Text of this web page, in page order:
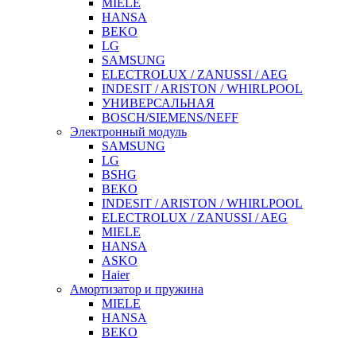
MIELE
HANSA
BEKO
LG
SAMSUNG
ELECTROLUX / ZANUSSI / AEG
INDESIT / ARISTON / WHIRLPOOL
УНИВЕРСАЛЬНАЯ
BOSCH/SIEMENS/NEFF
Электронный модуль
SAMSUNG
LG
BSHG
BEKO
INDESIT / ARISTON / WHIRLPOOL
ELECTROLUX / ZANUSSI / AEG
MIELE
HANSA
ASKO
Haier
Амортизатор и пружина
MIELE
HANSA
BEKO